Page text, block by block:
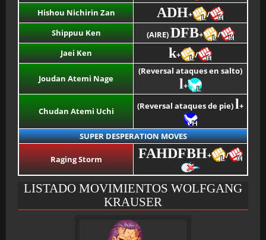
Hishou Nichirin Zan ADH+
/
Shippuu Ken
(AIRE)DFB+
/
Jaei Ken
k+ /
Joudan Atemi Nage
(Reversal ataques en salto)
l+
Chudan Atemi Uchi (Reversal ataques de pie)l+
SUPER DESPERATION MOVES
Raging Storm FAHDFBH+ /
LISTADO MOVIMIENTOS WOLFGANG
KRAUSER